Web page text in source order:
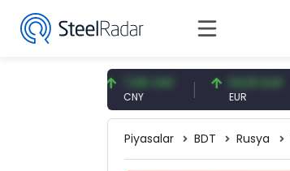
7,08 CNY 54,91 EUR
EUR
Piyasalar BDT Rusya